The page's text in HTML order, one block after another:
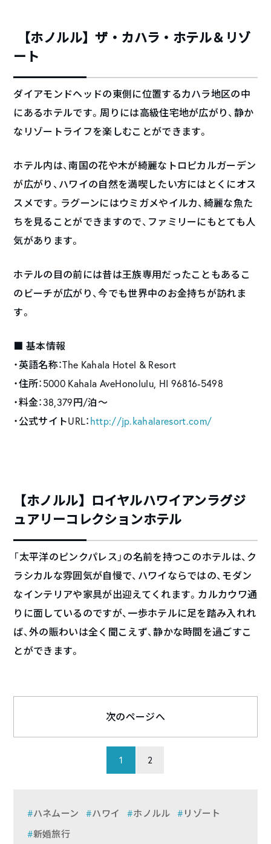
【ホノルル】ザ・カハラ・ホテル＆リゾ
ート
ダイアモンドヘッドの東側に位置するカハラ地区の中
にあるホテルです。周りには高級住宅地が広がり、静か
なリゾートライフを楽しむことができます。
ホテル内は、南国の花や木が綺麗なトロピカルガーデン
が広がり、ハワイの自然を満喫したい方にはとくにオス
スメです。ラグーンにはウミガメやイルカ、綺麗な魚た
ちを見ることができますので、ファミリーにもとても人
気があります。
ホテルの目の前には昔は王族専用だったこともあるこ
のビーチが広がり、今でも世界中のお金持ちが訪れま
す。
■ 基本情報
・英語名称：The Kahala Hotel & Resort
・住所：5000 Kahala AveHonolulu, HI 96816-5498
・料金：38,379円/泊〜
・公式サイトURL：http://jp.kahalaresort.com/
【ホノルル】ロイヤルハワイアンラグジ
ュアリーコレクションホテル
「太平洋のピンクパレス」の名前を持つこのホテルは、ク
ラシカルな雰囲気が自慢で、ハワイならではの、モダン
なインテリアや家具が出迎えてくれます。カルカウワ通
りに面しているのですが、一歩ホテルに足を踏み入れれ
ば、外の賑わいは全く聞こえず、静かな時間を過ごすこ
とができます。
1 2
次のページへ
ハネムーン ハワイ ホノルル
リゾート
新婚旅行